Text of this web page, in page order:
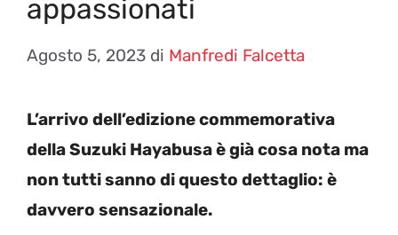
appassionati
Agosto 5, 2023 di Manfredi Falcetta
L’arrivo dell’edizione commemorativa
della Suzuki Hayabusa è già cosa nota ma
non tutti sanno di questo dettaglio: è
davvero sensazionale.